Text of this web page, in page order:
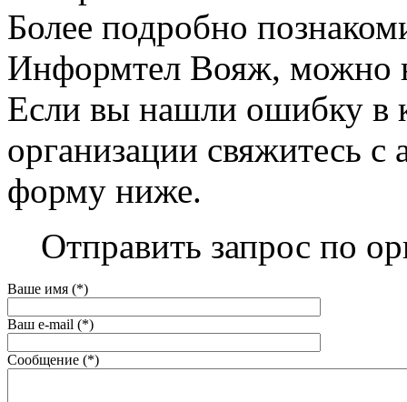
Более подробно
Информтел Вояж, можно
Если вы нашли ошибку в
организации свяжитесь
форму ниже.
Отправить запрос по
Ваше имя (*)
Ваш e-mail (*)
Сообщение (*)